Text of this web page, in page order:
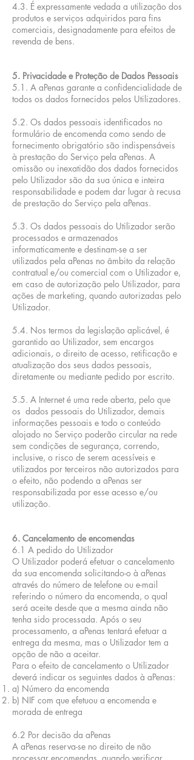
4.3. É expressamente vedada a utilização dos
produtos e serviços adquiridos para fins
comerciais, designadamente para efeitos de
revenda de bens.
5. Privacidade e Proteção de Dados Pessoais
5.1. A aPenas garante a confidencialidade de
todos os dados fornecidos pelos Utilizadores.
5.2. Os dados pessoais identificados no
formulário de encomenda como sendo de
fornecimento obrigatório são indispensáveis
à prestação do Serviço pela aPenas. A
omissão ou inexatidão dos dados fornecidos
pelo Utilizador são da sua única e inteira
responsabilidade e podem dar lugar à recusa
de prestação do Serviço pela aPenas.
5.3. Os dados pessoais do Utilizador serão
processados e armazenados
informaticamente e destinam-se a ser
utilizados pela aPenas no âmbito da relação
contratual e/ou comercial com o Utilizador e,
em caso de autorização pelo Utilizador, para
ações de marketing, quando autorizadas pelo
Utilizador.
5.4. Nos termos da legislação aplicável, é
garantido ao Utilizador, sem encargos
adicionais, o direito de acesso, retificação e
atualização dos seus dados pessoais,
diretamente ou mediante pedido por escrito.
5.5. A Internet é uma rede aberta, pelo que
os dados pessoais do Utilizador, demais
informações pessoais e todo o conteúdo
alojado no Serviço poderão circular na rede
sem condições de segurança, correndo,
inclusive, o risco de serem acessíveis e
utilizados por terceiros não autorizados para
o efeito, não podendo a aPenas ser
responsabilizada por esse acesso e/ou
utilização.
6. Cancelamento de encomendas
6.1 A pedido do Utilizador
O Utilizador poderá efetuar o cancelamento
da sua encomenda solicitando-o à aPenas
através do número de telefone ou e-mail
referindo o número da encomenda, o qual
será aceite desde que a mesma ainda não
tenha sido processada. Após o seu
processamento, a aPenas tentará efetuar a
entrega da mesma, mas o Utilizador tem a
opção de não a aceitar.
Para o efeito de cancelamento o Utilizador
deverá indicar os seguintes dados à aPenas:
a) Número da encomenda
b) NIF com que efetuou a encomenda e
morada de entrega
6.2 Por decisão da aPenas
A aPenas reserva-se no direito de não